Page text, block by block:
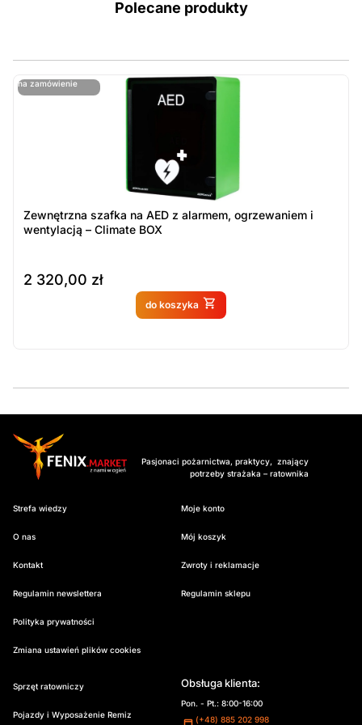
Polecane produkty
na zamówienie
ostatnie sztuki
Zewnętrzna szafka na AED z alarmem, ogrzewaniem i
wentylacją – Climate BOX
2 320,00 zł
do koszyka
Produkt dostępny na
Pasjonaci pożarnictwa, praktycy, znający
potrzeby strażaka – ratownika
Strefa wiedzy
O nas
Kontakt
Regulamin newslettera
Polityka prywatności
Zmiana ustawień plików cookies
Moje konto
Mój koszyk
Zwroty i reklamacje
Regulamin sklepu
Sprzęt ratowniczy
Pojazdy i Wyposażenie Remiz
Obsługa klienta:
Pon. - Pt.: 8:00-16:00
(+48) 885 202 998